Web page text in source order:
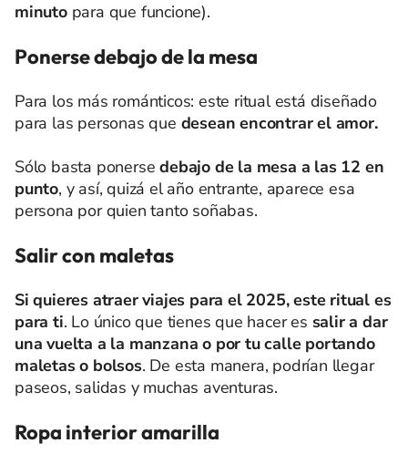
minutopara que funcione).
Ponerse debajo de la mesa
Para los más románticos: este ritual está diseñado
para las personas que desean encontrar el amor.
Sólo basta ponersedebajo de la mesa a las 12 en
punto, y así, quizá el año entrante, aparece esa
persona por quien tanto soñabas.
Salir con maletas
Si quieres atraer viajes para el 2025, este ritual es
para ti. Lo único que tienes que hacer es salir a dar
una vuelta a la manzana o por tu calle portando
maletas o bolsos. De esta manera, podrían llegar
paseos, salidas y muchas aventuras.
Ropa interior amarilla